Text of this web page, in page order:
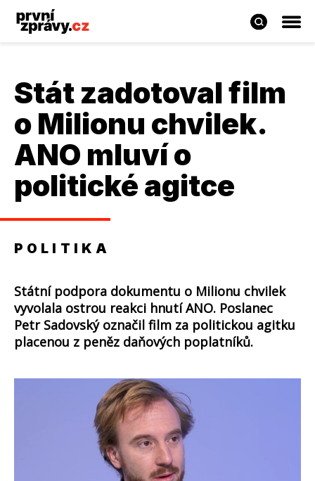
Stát zadotoval film
o Milionu chvilek.
ANO mluví o
politické agitce
POLITIKA
Státní podpora dokumentu o Milionu chvilek
vyvolala ostrou reakci hnutí ANO. Poslanec
Petr Sadovský označil film za politickou agitku
placenou z peněz daňových poplatníků.